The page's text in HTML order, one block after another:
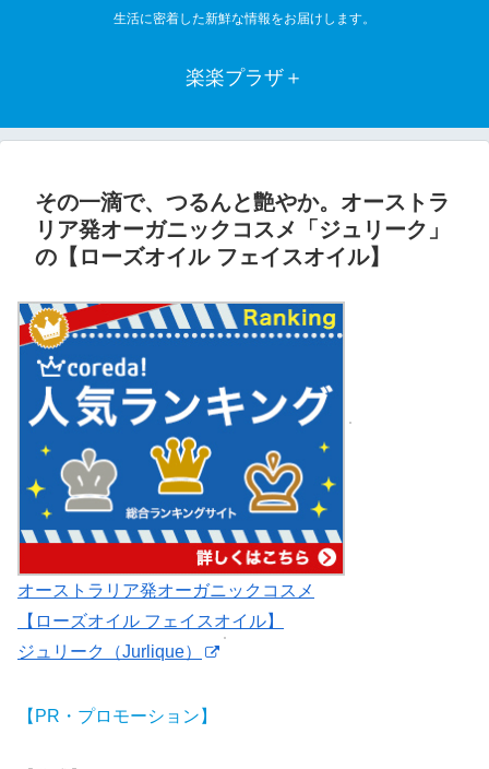
生活に密着した新鮮な情報をお届けします。
楽楽プラザ＋
その一滴で、つるんと艶やか。オーストラ
リア発オーガニックコスメ「ジュリーク」
の【ローズオイル フェイスオイル】
オーストラリア発オーガニックコスメ
【ローズオイル フェイスオイル】
ジュリーク（Jurlique）
【PR・プロモーション】